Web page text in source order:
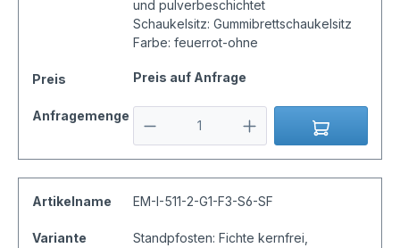
und pulverbeschichtet
Schaukelsitz: Gummibrettschaukelsitz
Farbe: feuerrot-ohne
Preis Preis auf Anfrage
Anfragemenge
Artikelname EM-I-511-2-G1-F3-S6-SF
Variante
Standpfosten: Fichte kernfrei,